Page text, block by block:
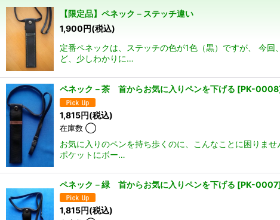
並び順
【限定品】ペネック－ステッチ違い
1,900円(税込)
定番ペネックは、ステッチの色が1色（黒）ですが、 今
ど、少しわかりに…
ペネック－茶 首からお気に入りペンを下げる [PK-0008
1,815円(税込)
在庫数 ◯
お気に入りのペンを持ち歩くのに、こんなことに困りま
ポケットにボー…
ペネック－緑 首からお気に入りペンを下げる [PK-0007
1,815円(税込)